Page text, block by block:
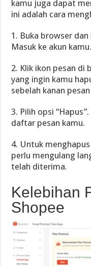
kamu juga dapat
ini adalah cara
1. Buka browser
Masuk ke akun kamu.
2. Klik ikon pesan di
yang ingin kamu
sebelah kanan
3. Pilih opsi
daftar pesan kamu.
4. Untuk
perlu mengulang
telah diterima.
Kelebihan
Shopee